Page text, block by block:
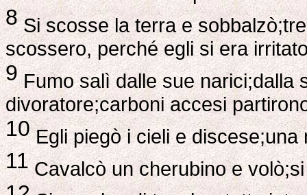
8Si scosse la terra e
scossero, perché egli si era
9Fumo salì dalle sue narici;dalla
divoratore;carboni accesi
10Egli piegò i cieli e discese;una
11Cavalcò un cherubino e